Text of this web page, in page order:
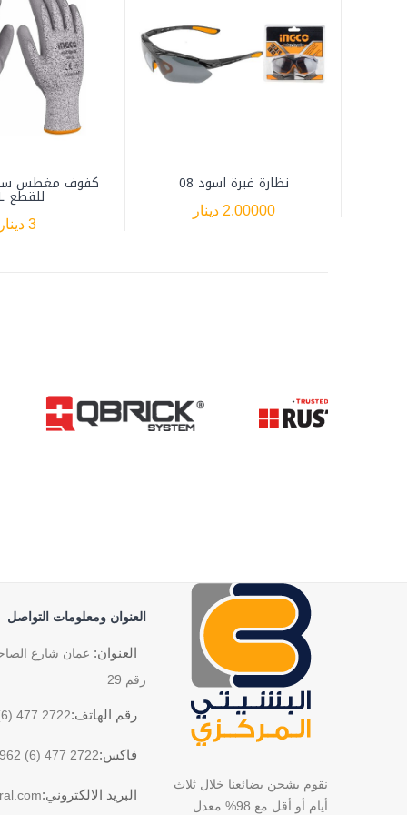
نظارة غبرة اسود 08
2.00000 دينار
كفوف مغطس
للقطع XL
3 دينار
نقوم بشحن بضائعنا خلال ثلاث
أيام أو أقل مع 98% معدل
العنوان ومعلومات التواصل
العنوان: عمان شارع
رقم 29
رقم الهاتف:477 2722
فاكس:(6) 477 2722
البريد الالكتروني: